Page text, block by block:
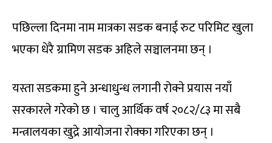
पछिल्ला दिनमा नाम मात्रका सडक बनाई रुट परिमिट खुला
भएका धेरै ग्रामिण सडक अहिले सञ्चालनमा छन् ।
यस्ता सडकमा हुने अन्धाधुन्ध लगानी रोक्ने प्रयास नयाँ
सरकारले गरेको छ । चालु आर्थिक वर्ष २०८२/८३ मा सबै
मन्त्रालयका खुद्रे आयोजना रोक्का गरिएका छन् ।